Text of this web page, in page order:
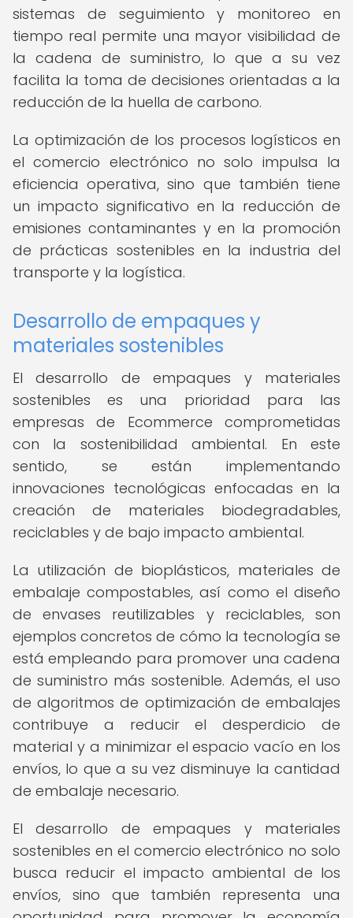
sistemas de seguimiento y monitoreo en
tiempo real permite una mayor visibilidad de
la cadena de suministro, lo que a su vez
facilita la toma de decisiones orientadas a la
reducción de la huella de carbono.
La optimización de los procesos logísticos en
el comercio electrónico no solo impulsa la
eficiencia operativa, sino que también tiene
un impacto significativo en la reducción de
emisiones contaminantes y en la promoción
de prácticas sostenibles en la industria del
transporte y la logística.
Desarrollo de empaques y
materiales sostenibles
El desarrollo de empaques y materiales
sostenibles es una prioridad para las
empresas de Ecommerce comprometidas
con la sostenibilidad ambiental. En este
sentido, se están implementando
innovaciones tecnológicas enfocadas en la
creación de materiales biodegradables,
reciclables y de bajo impacto ambiental.
La utilización de bioplásticos, materiales de
embalaje compostables, así como el diseño
de envases reutilizables y reciclables, son
ejemplos concretos de cómo la tecnología se
está empleando para promover una cadena
de suministro más sostenible. Además, el uso
de algoritmos de optimización de embalajes
contribuye a reducir el desperdicio de
material y a minimizar el espacio vacío en los
envíos, lo que a su vez disminuye la cantidad
de embalaje necesario.
El desarrollo de empaques y materiales
sostenibles en el comercio electrónico no solo
busca reducir el impacto ambiental de los
envíos, sino que también representa una